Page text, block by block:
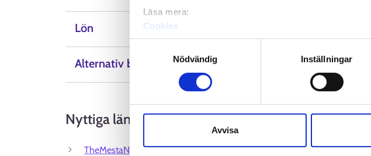
Läsa mera:
Cookies
Dataskydd och behandling av personuppgifter
Samtyckesval
Nödvändig
Inställningar
Avvisa
Lön
Alternativ beteckning
Nyttiga länkar
TheMestaNet⁠